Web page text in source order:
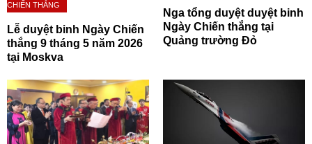
CHIẾN THẮNG
Lễ duyệt binh Ngày Chiến
thắng 9 tháng 5 năm 2026
tại Moskva
Nga tổng duyệt duyệt binh
Ngày Chiến thắng tại
Quảng trường Đỏ